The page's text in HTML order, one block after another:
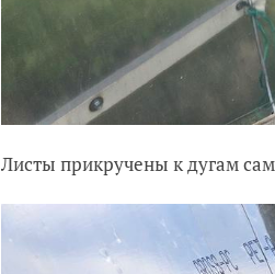
Листы прикручены к дугам